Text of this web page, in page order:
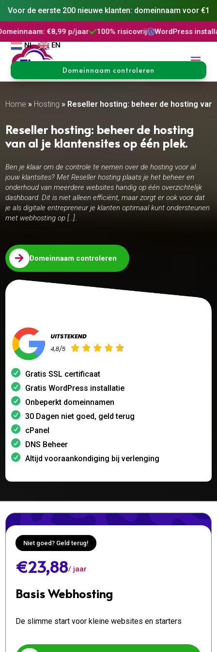
Voor de eerste 200 nieuwe klanten: domeinnaam voor €1
€8,99 p/jaar100% risicovrijWordPress installatie
NL
EN
Domeinnaam controleren
Home » Hosting » Reseller hosting: beheer de hosting
Reseller hosting: beheer de hosting
van al je klantensites op één plek.​
Ben je klaar om de controle te nemen over de hosting voor al
jouw klantsites? Met Reseller hosting plaats je het beheer en
onderhoud van meerdere websites handig op één overzichtelijk
dashboard. Dit is niet alleen efficiënt, maar zorgt er ook voor dat
je als digitale entrepreneur je klanten optimaal kunt ondersteunen
met webhosting op […]..
 Domeinnaam controleren
Gratis SSL certificaat
Gratis WordPress installatie
Onbeperkt domeinnamen
30 Dagen niet goed, geld terug
cPanel
DNS Beheer
Altijd vooraankondiging bij verlenging
Niet goed? Geld terug!
€23,88/ jaar
Basis Webhosting
De slimme start voor kleine websites en starters